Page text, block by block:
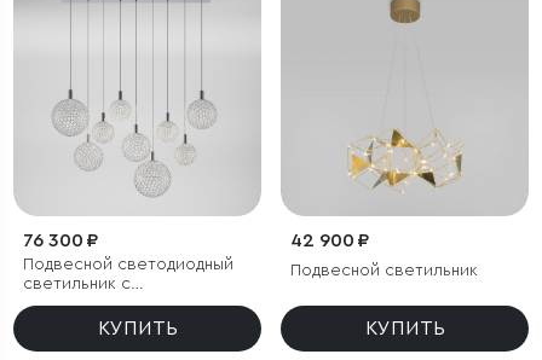
76 300 ₽
Подвесной светодиодный
светильник с
металлическими
плафонамиКУПИТЬ
42 900 ₽
Подвесной светильник
КУПИТЬ